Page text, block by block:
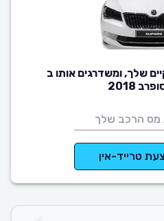
שלך, ומשדרגים אותו ב
2018
טרייד-אין